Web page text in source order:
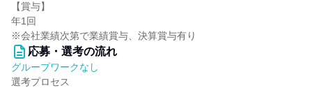
【賞与】
年1回
※会社業績次第で業績賞与、決算賞与有り
応募・選考の流れ
グループワークなし
選考プロセス